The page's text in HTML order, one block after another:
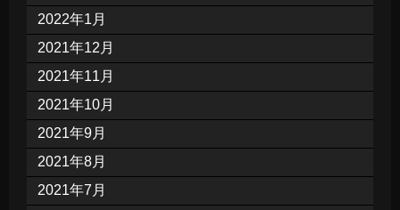
2022年1月
2021年12月
2021年11月
2021年10月
2021年9月
2021年8月
2021年7月